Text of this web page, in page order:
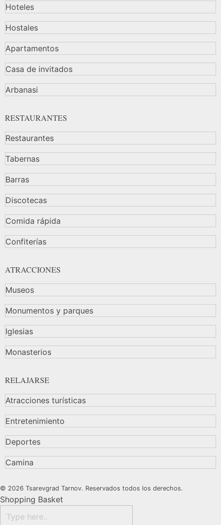
Hoteles
Hostales
Apartamentos
Casa de invitados
Arbanasi
RESTAURANTES
Restaurantes
Tabernas
Barras
Discotecas
Comida rápida
Confiterías
ATRACCIONES
Museos
Monumentos y parques
Iglesias
Monasterios
RELAJARSE
Atracciones turísticas
Entretenimiento
Deportes
Camina
© 2026 Tsarevgrad Tarnov. Reservados todos los derechos.
Shopping Basket